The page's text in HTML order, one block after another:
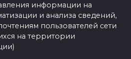
информации на
и анализа сведений,
пользователей сети
на территории